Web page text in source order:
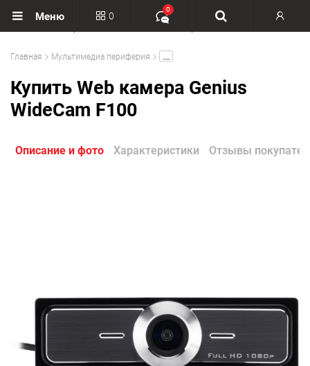
Меню 0
0
Главная Мультимедиа периферия
Купить Web камера Genius
WideCam F100
Описание и фото Характеристики Отзывы